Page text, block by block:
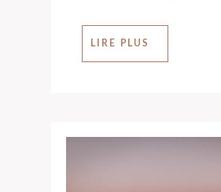
LIRE PLUS